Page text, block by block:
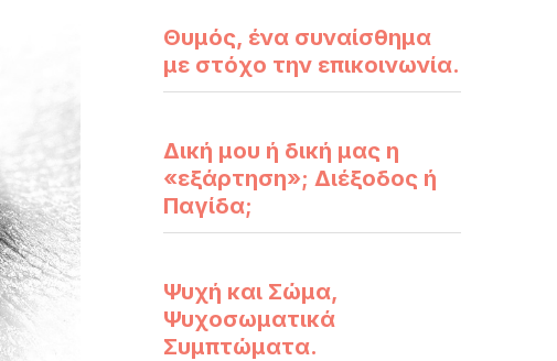
Θυμός, ένα συναίσθημα
με στόχο την επικοινωνία.
Δική μου ή δική μας η
«εξάρτηση»; Διέξοδος ή
Παγίδα;
Ψυχή και Σώμα,
Ψυχοσωματικά
Συμπτώματα.